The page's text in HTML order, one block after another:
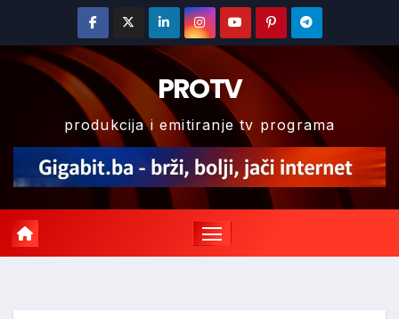
content
PROTV
produkcija i emitiranje tv programa